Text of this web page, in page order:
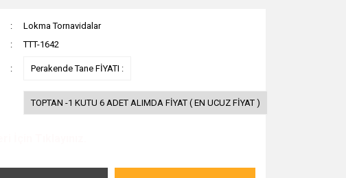
Lokma Tornavidalar
TTT-1642
Perakende Tane FİYATI :
TOPTAN -1 KUTU 6 ADET ALIMDA FİYAT ( EN UCUZ FİYAT )